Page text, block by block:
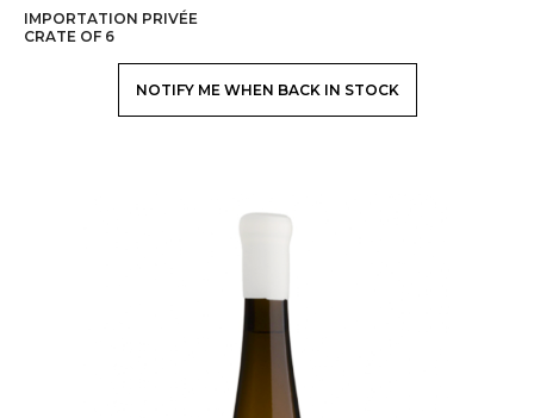
IMPORTATION PRIVÉE
CRATE OF 6
NOTIFY ME WHEN BACK IN STOCK